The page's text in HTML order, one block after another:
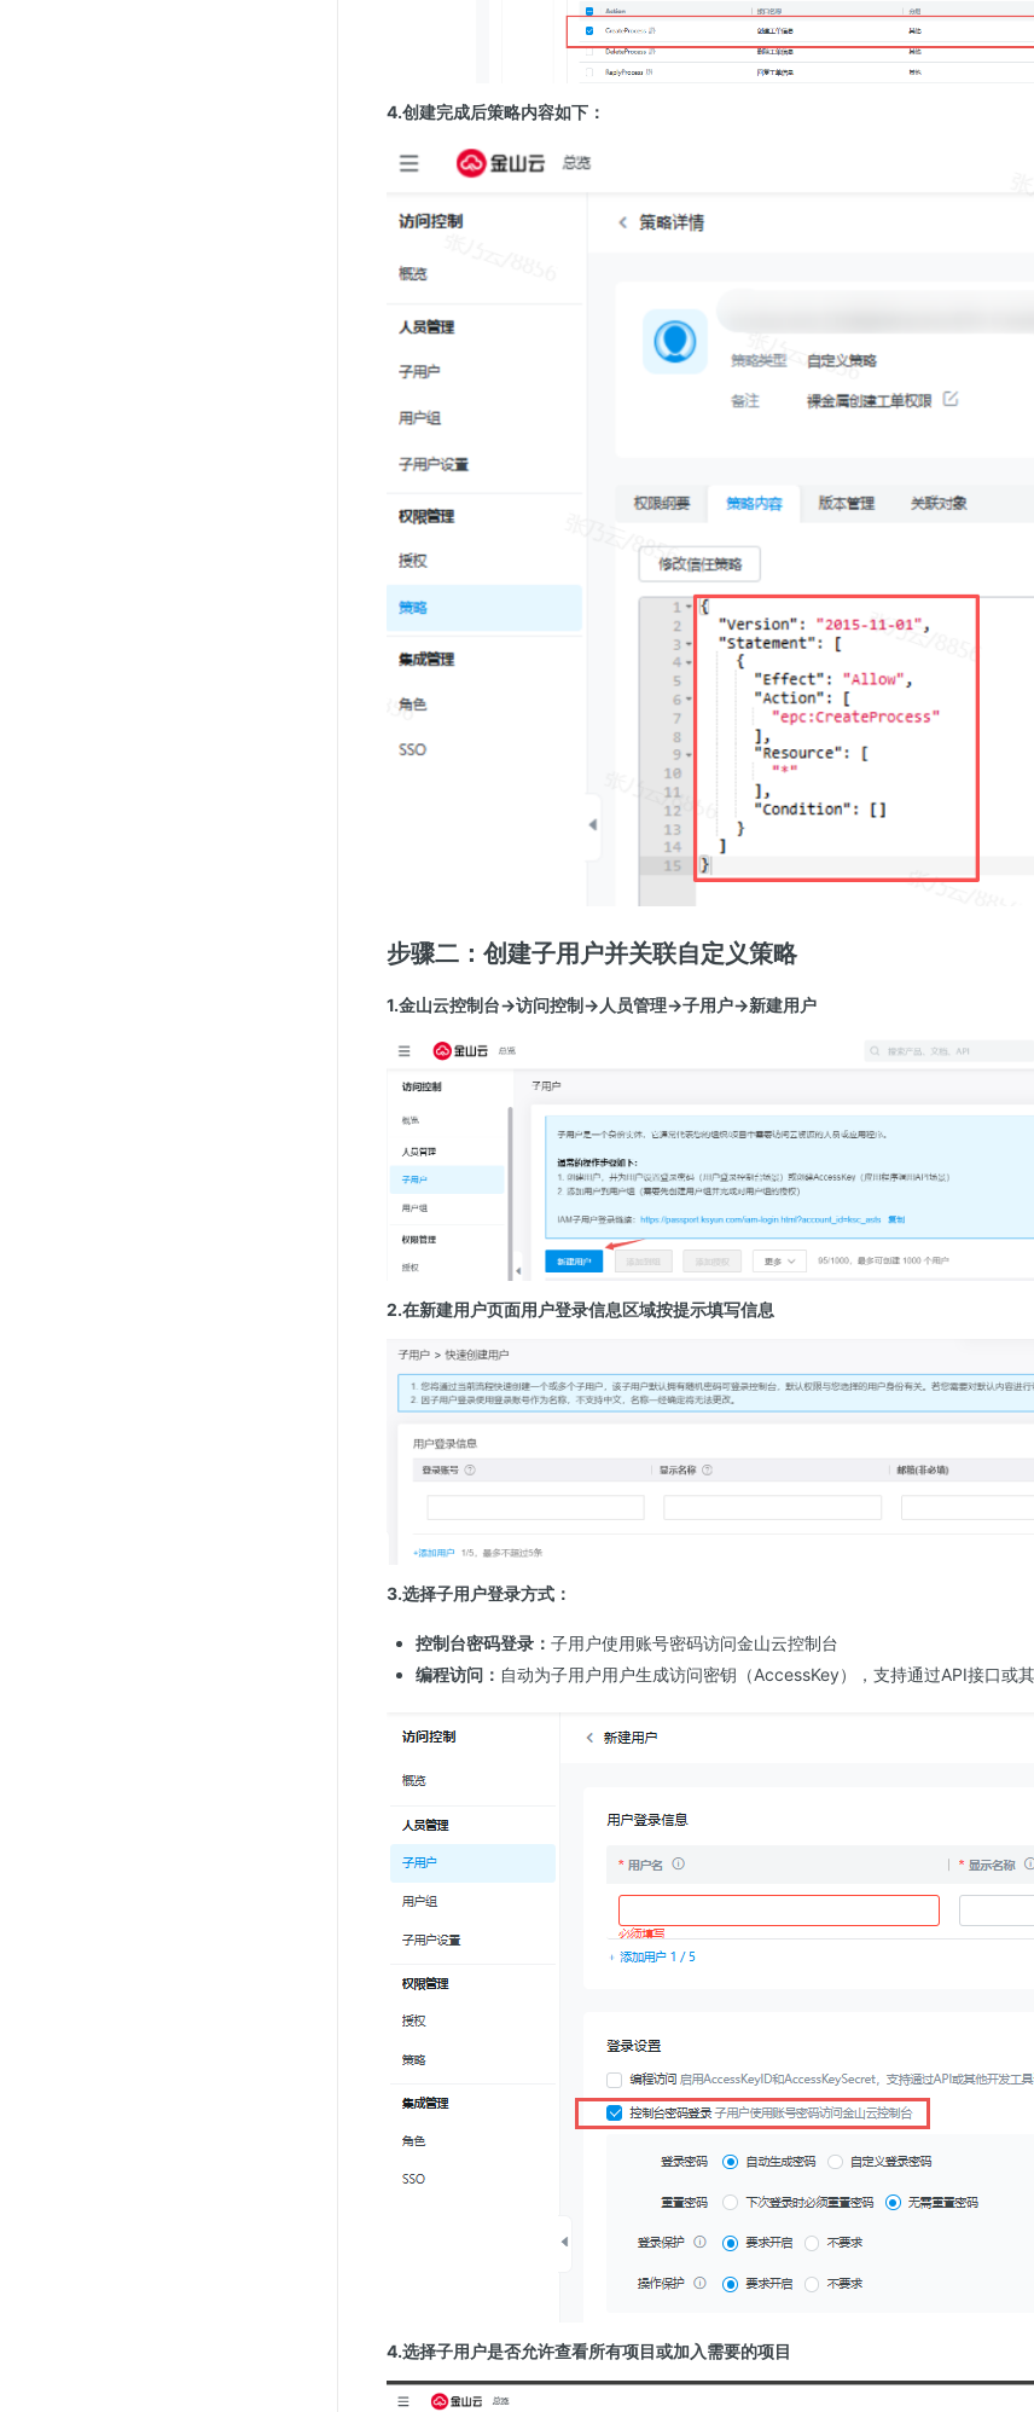
4.创建完成后策略内容如下：
步骤二：创建子用户并关联自定义策略
1.金山云控制台→访问控制→人员管理→子用户→新建用户
2.在新建用户页面用户登录信息区域按提示填写信息
3.选择子用户登录方式：
控制台密码登录： 子用户使用账号密码访问金山云控制台
编程访问： 自动为子用户用户生成访问密钥（AccessKey），支持通过API接口或
4.选择子用户是否允许查看所有项目或加入需要的项目